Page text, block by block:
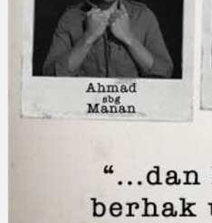
Cari laman